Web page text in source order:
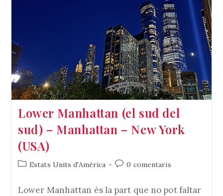
Lower Manhattan (el sud del
sud) – Manhattan – New York
(USA)
Categoria
Estats Units d'Amèrica
Comentaris
0 comentaris
Lower Manhattan és la part que no pot faltar